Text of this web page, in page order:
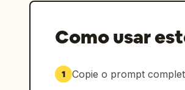
- Design de produto
- Apresentação
Como usar
1 Copie o prompt